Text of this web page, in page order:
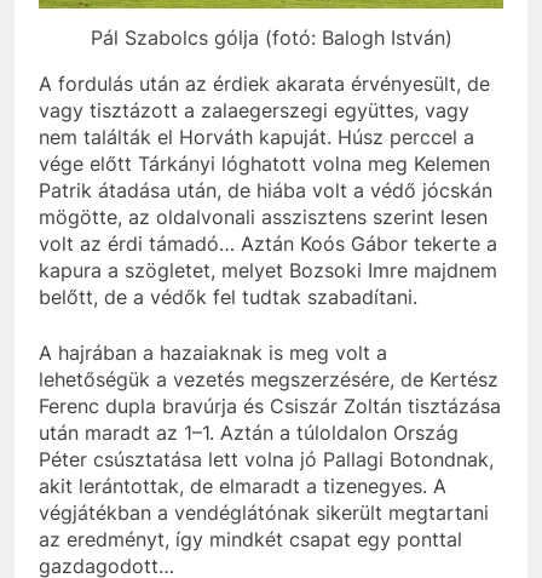
Pál Szabolcs gólja (fotó: Balogh István)
A fordulás után az érdiek akarata érvényesült, de
vagy tisztázott a zalaegerszegi együttes, vagy
nem találták el Horváth kapuját. Húsz perccel a
vége előtt Tárkányi lóghatott volna meg Kelemen
Patrik átadása után, de hiába volt a védő jócskán
mögötte, az oldalvonali asszisztens szerint lesen
volt az érdi támadó… Aztán Koós Gábor tekerte a
kapura a szögletet, melyet Bozsoki Imre majdnem
belőtt, de a védők fel tudtak szabadítani.
A hajrában a hazaiaknak is meg volt a
lehetőségük a vezetés megszerzésére, de Kertész
Ferenc dupla bravúrja és Csiszár Zoltán tisztázása
után maradt az 1–1. Aztán a túloldalon Ország
Péter csúsztatása lett volna jó Pallagi Botondnak,
akit lerántottak, de elmaradt a tizenegyes. A
végjátékban a vendéglátónak sikerült megtartani
az eredményt, így mindkét csapat egy ponttal
gazdagodott…